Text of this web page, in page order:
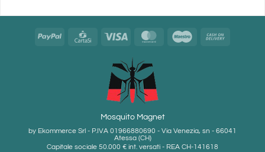
PayPal CartaSi Visa MasterCardMaestro
Mosquito Magnet
by Ekommerce Srl - P.IVA 01966880690 - Via Venezia, sn - 66041
Atessa (CH)
Capitale sociale 50.000 € int. versati - REA CH-141618